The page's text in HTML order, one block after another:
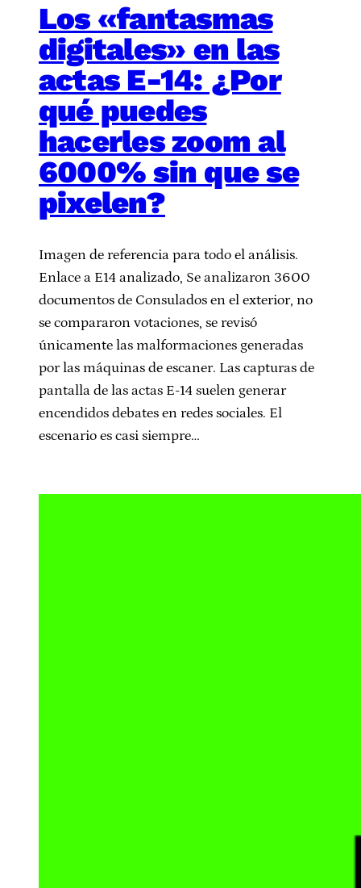
Los «fantasmas
digitales» en las
actas E-14: ¿Por
qué puedes
hacerles zoom al
6000% sin que se
pixelen?
Imagen de referencia para todo el análisis.
Enlace a E14 analizado, Se analizaron 3600
documentos de Consulados en el exterior, no
se compararon votaciones, se revisó
únicamente las malformaciones generadas
por las máquinas de escaner. Las capturas de
pantalla de las actas E-14 suelen generar
encendidos debates en redes sociales. El
escenario es casi siempre…